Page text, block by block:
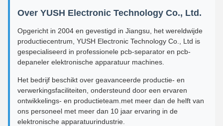
Over YUSH Electronic Technology Co., Ltd.
Opgericht in 2004 en gevestigd in Jiangsu, het wereldwijde
productiecentrum, YUSH Electronic Technology Co., Ltd is
gespecialiseerd in professionele pcb-separator en pcb-
depaneler elektronische apparatuur machines.
Het bedrijf beschikt over geavanceerde productie- en
verwerkingsfaciliteiten, ondersteund door een ervaren
ontwikkelings- en productieteam.met meer dan de helft van
ons personeel met meer dan 10 jaar ervaring in de
elektronische apparatuurindustrie.